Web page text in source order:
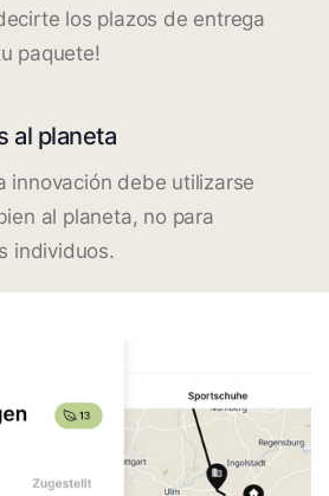
los plazos de entrega
paquete!
al planeta
innovación debe utilizarse
al planeta, no para
individuos.